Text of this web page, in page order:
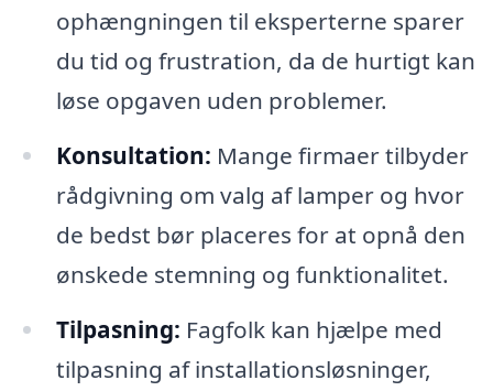
ophængningen til eksperterne sparer
du tid og frustration, da de hurtigt kan
løse opgaven uden problemer.
Konsultation: Mange firmaer tilbyder
rådgivning om valg af lamper og hvor
de bedst bør placeres for at opnå den
ønskede stemning og funktionalitet.
Tilpasning: Fagfolk kan hjælpe med
tilpasning af installationsløsninger,